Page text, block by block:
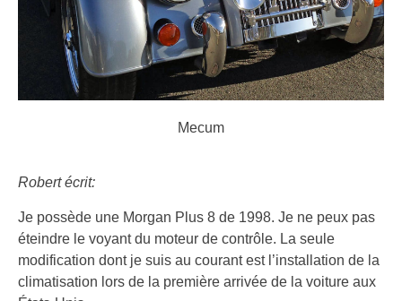
Mecum
Robert écrit:
Je possède une Morgan Plus 8 de 1998. Je ne peux pas
éteindre le voyant du moteur de contrôle. La seule
modification dont je suis au courant est l’installation de la
climatisation lors de la première arrivée de la voiture aux